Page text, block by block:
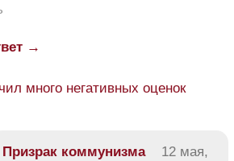
→
много негативных оценок
Призрак коммунизма
12 мая,